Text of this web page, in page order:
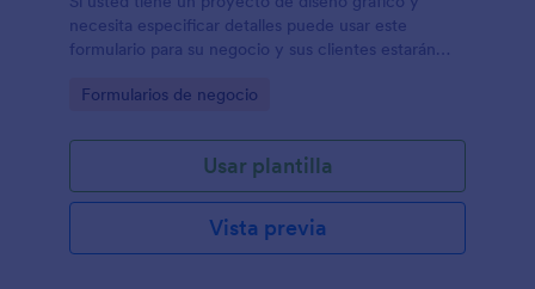
necesita especificar detalles puede usar este
formulario para su negocio y sus clientes estarán
Go to Category:
Formularios de negocio
Usar plantilla
Vista previa